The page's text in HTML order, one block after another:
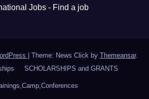
Jobs - Find a job
Theme: News Click by Themeansar.
SCHOLARSHIPS and GRANTS